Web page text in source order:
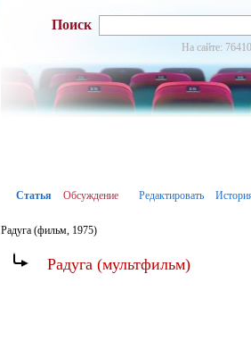
Поиск
На сайте:
Статья Обсуждение Редактировать
Радуга (фильм, 1975)
Радуга (мультфильм)